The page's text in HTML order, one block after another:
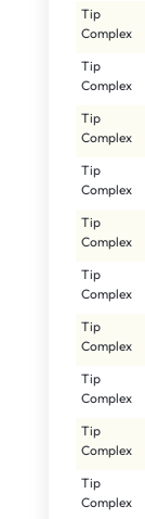
Tip
Complex
Tip
Complex
Tip
Complex
Tip
Complex
Tip
Complex
Tip
Complex
Tip
Complex
Tip
Complex
Tip
Complex
Tip
Complex